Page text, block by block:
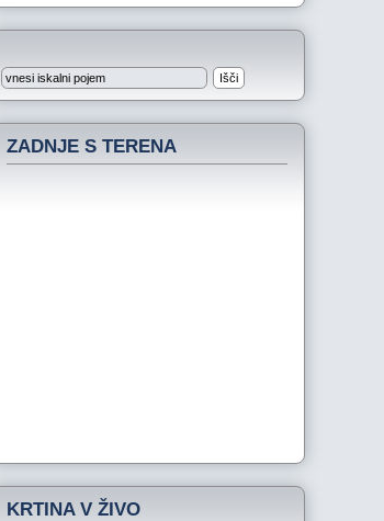
ZADNJE S TERENA
KRTINA V ŽIVO